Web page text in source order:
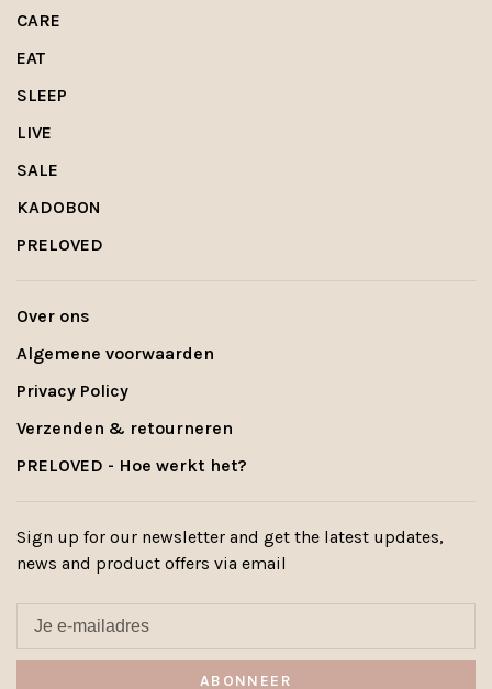
CARE
EAT
SLEEP
LIVE
SALE
KADOBON
PRELOVED
Over ons
Algemene voorwaarden
Privacy Policy
Verzenden & retourneren
PRELOVED - Hoe werkt het?
Sign up for our newsletter and get the latest updates,
news and product offers via email
ABONNEER